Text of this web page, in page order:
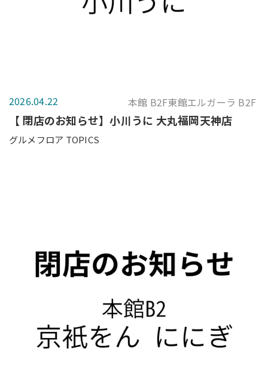
2026.04.22 本館 B2F東館エルガーラ B2F
【 閉店のお知らせ】小川うに 大丸福岡天神店
グルメフロア TOPICS